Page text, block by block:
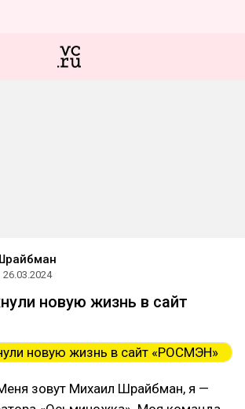
26.03.2024
новую жизнь в сайт
зовут Михаил Шрайбман, я —